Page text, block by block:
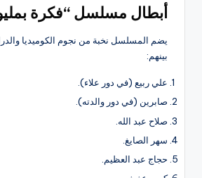
أبطال مسلسل “فكرة
يضم المسلسل نخبة من نجوم الكوميديا
بينهم:
علي ربيع (في دور علاء).
صابرين (في دور والدته).
صلاح عبد الله.
سهر الصايغ.
حجاج عبد العظيم.